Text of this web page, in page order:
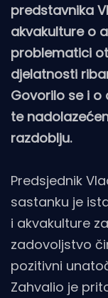
predstavnika
akvakulture o
problematici
djelatnosti
Govorilo se i
te
razdoblju.
Predsjednik
sastanku je
i akvakulture
zadovoljstvo
pozitivni
Zahvalio je